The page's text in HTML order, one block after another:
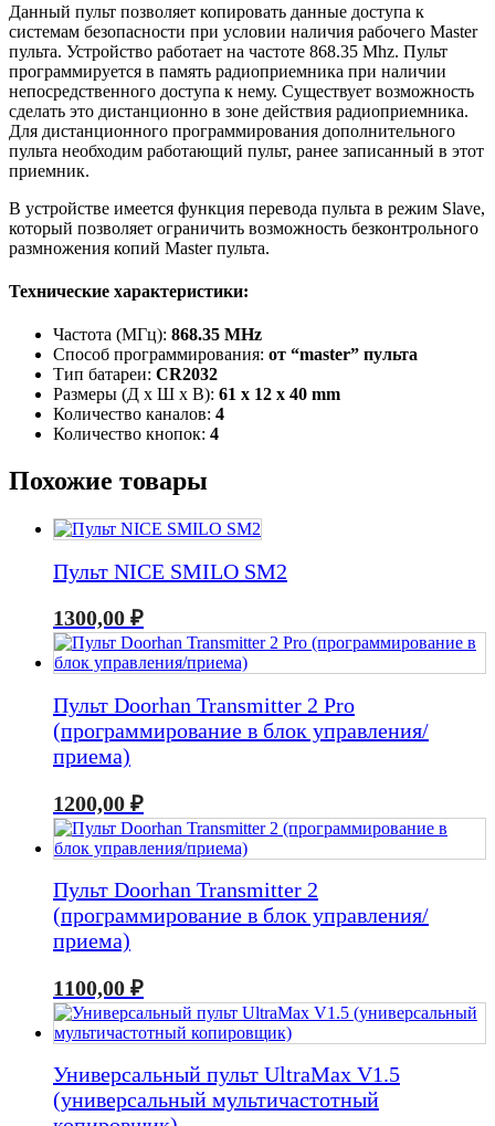
Данный пульт позволяет копировать данные доступа к
системам безопасности при условии наличия рабочего Master
пульта. Устройство работает на частоте 868.35 Mhz. Пульт
программируется в память радиоприемника при наличии
непосредственного доступа к нему. Существует возможность
сделать это дистанционно в зоне действия радиоприемника.
Для дистанционного программирования дополнительного
пульта необходим работающий пульт, ранее записанный в этот
приемник.
В устройстве имеется функция перевода пульта в режим Slave,
который позволяет ограничить возможность безконтрольного
размножения копий Master пульта.
Технические характеристики:
Частота (МГц): 868.35 MHz
Способ программирования: от “master” пульта
Тип батареи: CR2032
Размеры (Д х Ш х В): 61 x 12 x 40 mm
Количество каналов: 4
Количество кнопок: 4
Похожие товары
Пульт NICE SMILO SM2
1300,00 ₽
Пульт Doorhan Transmitter 2 Pro
(программирование в блок управления/
приема)
1200,00 ₽
Пульт Doorhan Transmitter 2
(программирование в блок управления/
приема)
1100,00 ₽
Универсальный пульт UltraMax V1.5
(универсальный мультичастотный